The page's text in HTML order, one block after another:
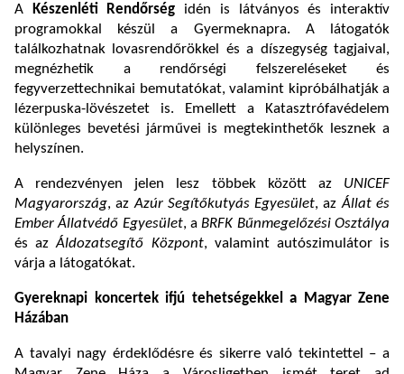
A Készenléti Rendőrség idén is látványos és interaktív
programokkal készül a Gyermeknapra. A látogatók
találkozhatnak lovasrendőrökkel és a díszegység tagjaival,
megnézhetik a rendőrségi felszereléseket és
fegyverzettechnikai bemutatókat, valamint kipróbálhatják a
lézerpuska-lövészetet is. Emellett a Katasztrófavédelem
különleges bevetési járművei is megtekinthetők lesznek a
helyszínen.
A rendezvényen jelen lesz többek között az UNICEF
Magyarország, azAzúr Segítőkutyás Egyesület, azÁllat és
Ember Állatvédő Egyesület, aBRFK Bűnmegelőzési Osztálya
és azÁldozatsegítő Központ, valamint autószimulátor is
várja a látogatókat.
Gyereknapi koncertek ifjú tehetségekkel a Magyar Zene
Házában
A tavalyi nagy érdeklődésre és sikerre való tekintettel – a